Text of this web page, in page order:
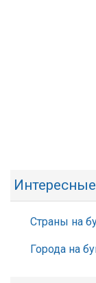
Страны на
Города на